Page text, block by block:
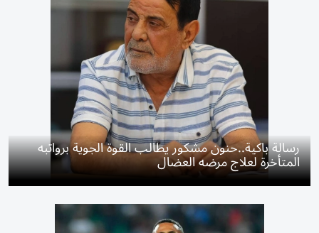
رسالة باكية..حنون مشكور يطالب القوة الجوية برواتبه
المتأخرة لعلاج مرضه العضال